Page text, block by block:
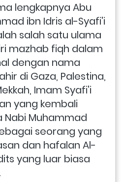
lengkapnya Abu
ibn Idris al-Syafi'i
salah satu ulama
mazhab fiqh dalam
dengan nama
di Gaza, Palestina,
Imam Syafi'i
yang kembali
Nabi Muhammad
seorang yang
dan hafalan Al-
yang luar biasa